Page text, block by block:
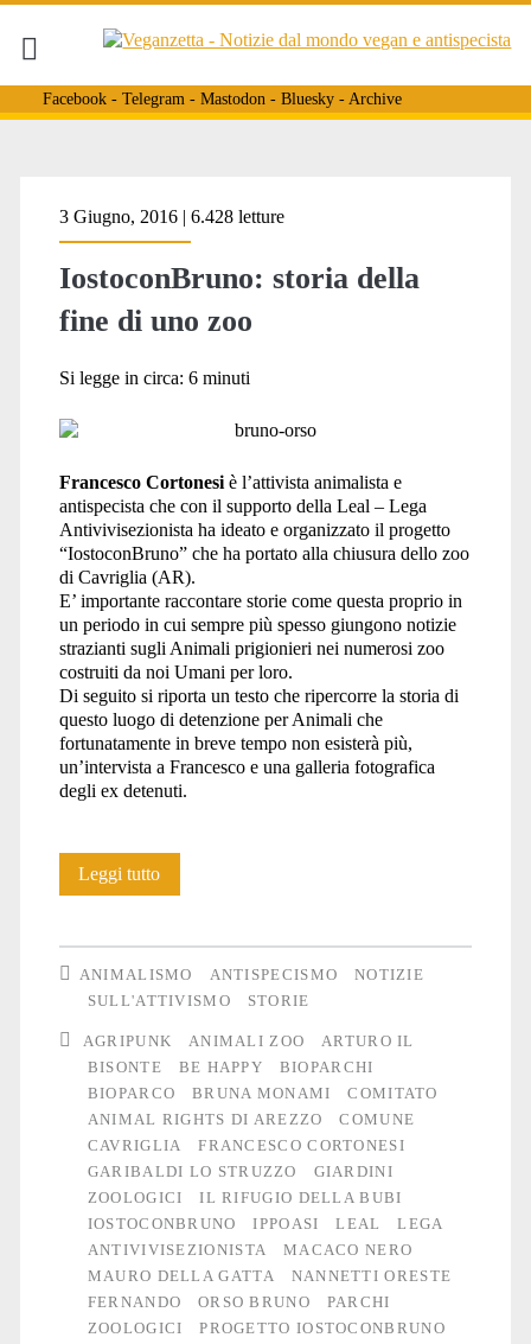
Facebook- Telegram- Mastodon- Bluesky- Archive
Tag:
<span>progetto
iostoconbruno</span>
3 Giugno, 2016 | 6.428 letture
IostoconBruno: storia della
fine di uno zoo
Si legge in circa: 6 minuti
Francesco Cortonesiè l’attivista animalista e
antispecista che con il supporto della Leal – Lega
Antivivisezionista ha ideato e organizzato il progetto
“IostoconBruno” che ha portato alla chiusura dello zoo
di Cavriglia (AR).
E’ importante raccontare storie come questa proprio in
un periodo in cui sempre più spesso giungono notizie
strazianti sugli Animali prigionieri nei numerosi zoo
costruiti da noi Umani per loro.
Di seguito si riporta un testo che ripercorre la storia di
questo luogo di detenzione per Animali che
fortunatamente in breve tempo non esisterà più,
un’intervista a Francesco e una galleria fotografica
degli ex detenuti.
Leggi tuttoIostoconBruno:
fine
di
uno
zoo
ANIMALISMO ANTISPECISMO
NOTIZIE
SULL'ATTIVISMO
STORIE
AGRIPUNK ANIMALI ZOO
ARTURO IL
BISONTE
BE HAPPY
BIOPARCHI
BIOPARCO
BRUNA MONAMI
COMITATO
ANIMAL RIGHTS DI AREZZO
COMUNE
CAVRIGLIA
FRANCESCO CORTONESI
GARIBALDI LO STRUZZO
GIARDINI
ZOOLOGICI
IL RIFUGIO DELLA BUBI
IOSTOCONBRUNO
IPPOASI LEAL
LEGA
ANTIVIVISEZIONISTA
MACACO NERO
MAURO DELLA GATTA
NANNETTI ORESTE
FERNANDO
ORSO BRUNO
PARCHI
ZOOLOGICI
PROGETTO IOSTOCONBRUNO